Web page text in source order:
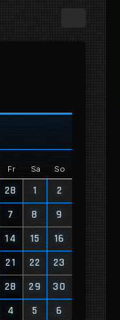
Fr Sa So
28 1
2
7 8
9
14 15
16
21 22
23
28 29
30
4 5 6